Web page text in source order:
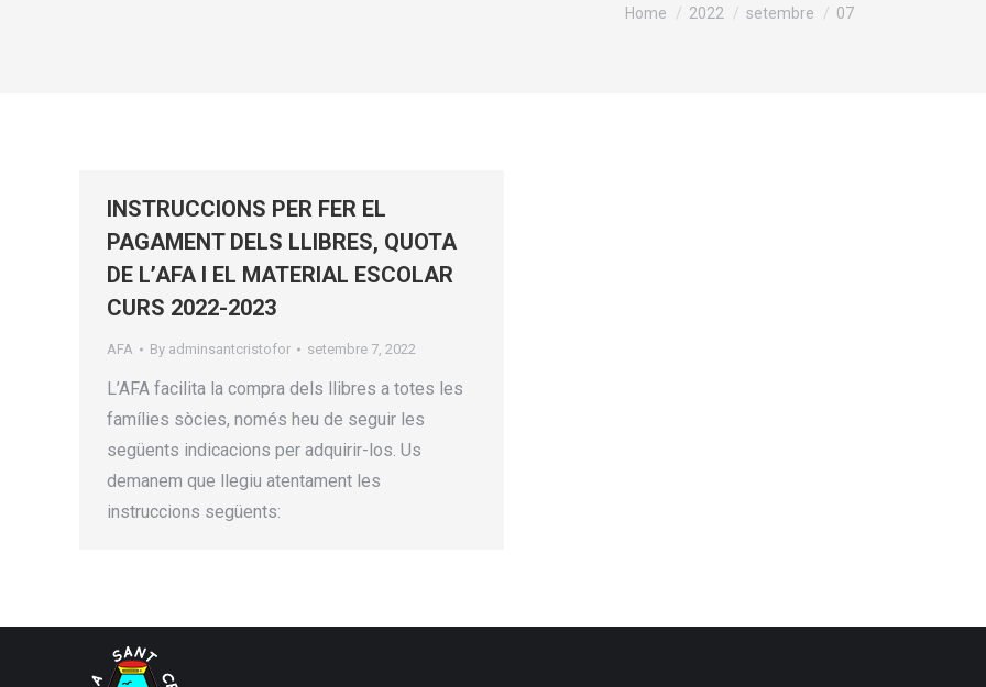
Home 2022 setembre 07
INSTRUCCIONS PER FER EL
PAGAMENT DELS LLIBRES, QUOTA
DE L’AFA I EL MATERIAL ESCOLAR
CURS 2022-2023
AFA By adminsantcristofor setembre 7, 2022
L’AFA facilita la compra dels llibres a totes les
famílies sòcies, només heu de seguir les
següents indicacions per adquirir-los. Us
demanem que llegiu atentament les
instruccions següents: